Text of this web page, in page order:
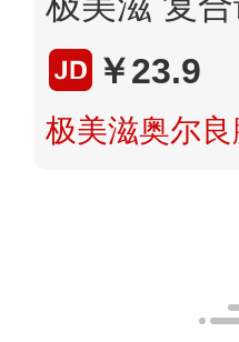
￥23.9
极美滋奥尔良